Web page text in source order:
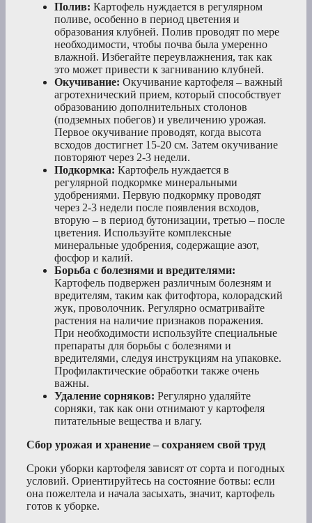
Полив: Картофель нуждается в регулярном
поливе, особенно в период цветения и
образования клубней. Полив проводят по мере
необходимости, чтобы почва была умеренно
влажной. Избегайте переувлажнения, так как
это может привести к загниванию клубней.
Окучивание: Окучивание картофеля – важный
агротехнический прием, который способствует
образованию дополнительных столонов
(подземных побегов) и увеличению урожая.
Первое окучивание проводят, когда высота
всходов достигнет 15-20 см. Затем окучивание
повторяют через 2-3 недели.
Подкормка: Картофель нуждается в
регулярной подкормке минеральными
удобрениями. Первую подкормку проводят
через 2-3 недели после появления всходов,
вторую – в период бутонизации, третью – после
цветения. Используйте комплексные
минеральные удобрения, содержащие азот,
фосфор и калий.
Борьба с болезнями и вредителями:
Картофель подвержен различным болезням и
вредителям, таким как фитофтора, колорадский
жук, проволочник. Регулярно осматривайте
растения на наличие признаков поражения.
При необходимости используйте специальные
препараты для борьбы с болезнями и
вредителями, следуя инструкциям на упаковке.
Профилактические обработки также очень
важны.
Удаление сорняков: Регулярно удаляйте
сорняки, так как они отнимают у картофеля
питательные вещества и влагу.
Сбор урожая и хранение – сохраняем свой труд
Сроки уборки картофеля зависят от сорта и погодных
условий. Ориентируйтесь на состояние ботвы: если
она пожелтела и начала засыхать, значит, картофель
готов к уборке.